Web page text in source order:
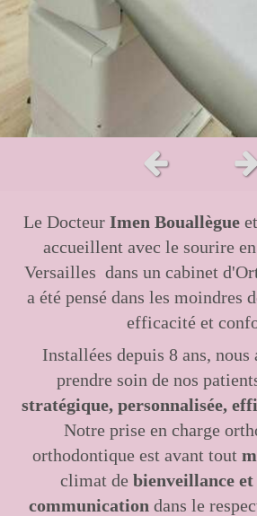
Slide précédent
Le Docteur Imen Bouallègue
accueillent avec le sourire
Versailles dans un cabinet
a été pensé dans les moindres
efficacité et
Installées depuis 8 ans,
prendre soin de nos
stratégique, personnalisée,
Notre prise en charge
orthodontique est avant tout
climat de bienveillance
communication dans le